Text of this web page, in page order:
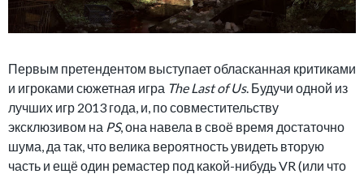
Первым претендентом выступает обласканная критиками
и игроками сюжетная игра The Last of Us. Будучи одной из
лучших игр 2013 года, и, по совместительству
эксклюзивом на PS, она навела в своё время достаточно
шума, да так, что велика вероятность увидеть вторую
часть и ещё один ремастер под какой-нибудь VR (или что